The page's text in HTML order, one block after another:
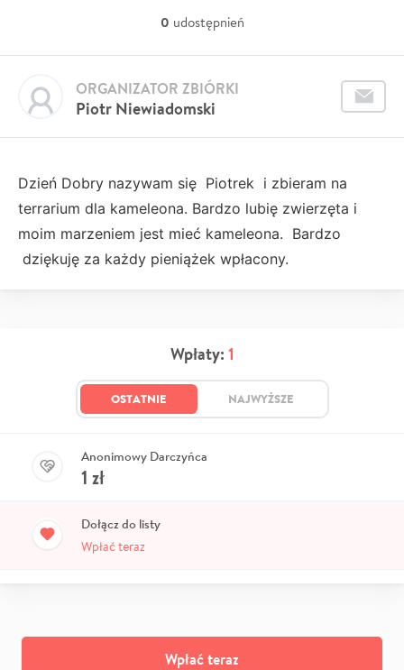
0 udostępnień
Piotr Niewiadomski
ORGANIZATOR ZBIÓRKI
Dzień Dobry nazywam się Piotrek i zbieram na
terrarium dla kameleona. Bardzo lubię zwierzęta i
moim marzeniem jest mieć kameleona. Bardzo
dziękuję za każdy pieniążek wpłacony.
Wpłaty: 1
OSTATNIE NAJWYŻSZE
Anonimowy Darczyńca
1 zł
Dołącz do listy
Wpłać teraz
Wpłać teraz